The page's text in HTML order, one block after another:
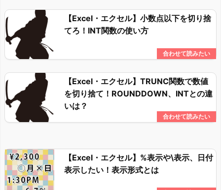
【Excel・エクセル】小数点以下を切り捨
てろ！INT関数の使い方
【Excel・エクセル】TRUNC関数で数値
を切り捨て！ROUNDDOWN、INTとの違
いは？
【Excel・エクセル】%表示や\表示、日付
表示したい！表示形式とは